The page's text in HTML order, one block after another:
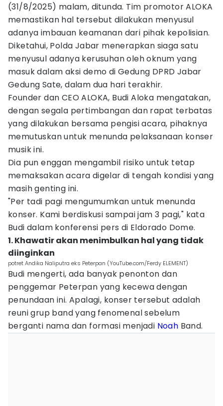
(31/8/2025) malam, ditunda. Tim promotor ALOKA
memastikan hal tersebut dilakukan menyusul
adanya imbauan keamanan dari pihak kepolisian.
Diketahui, Polda Jabar menerapkan siaga satu
menyusul adanya kerusuhan oleh oknum yang
masuk dalam aksi demo di Gedung DPRD Jabar
Gedung Sate, dalam dua hari terakhir.
Founder dan CEO ALOKA, Budi Aloka mengatakan,
dengan segala pertimbangan dan rapat terbatas
yang dilakukan bersama pengisi acara, pihaknya
memutuskan untuk menunda pelaksanaan konser
musik ini.
Dia pun enggan mengambil risiko untuk tetap
memaksakan acara digelar di tengah kondisi yang
masih genting ini.
"Per tadi pagi mengumumkan untuk menunda
konser. Kami berdiskusi sampai jam 3 pagi," kata
Budi dalam konferensi pers di Eldorado Dome.
1. Khawatir akan menimbulkan hal yang tidak
diinginkan
potret Andika Naliputra eks Peterpan (YouTube.com/Ferdy ELEMENT)
Budi mengerti, ada banyak penonton dan
penggemar Peterpan yang kecewa dengan
penundaan ini. Apalagi, konser tersebut adalah
reuni grup band yang fenomenal sebelum
berganti nama dan formasi menjadi Noah Band.